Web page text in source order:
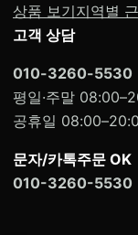
상품 보기지역별
고객 상담
010-3260-5530
평일·주말
공휴일
문자/카톡주문 OK
010-3260-5530